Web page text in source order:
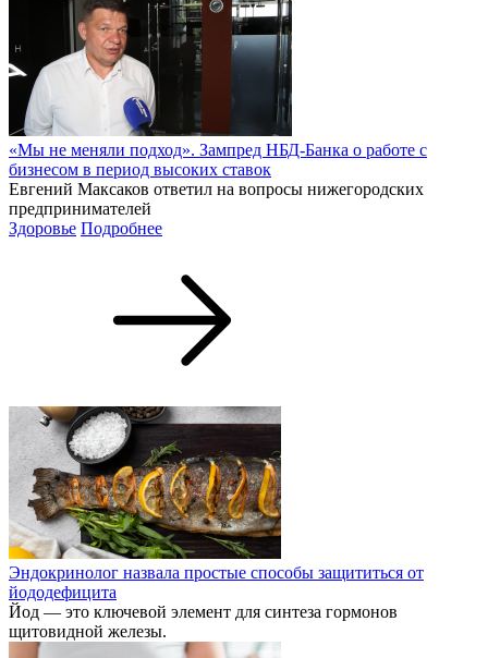
«Мы не меняли подход». Зампред НБД-Банка о работе с
бизнесом в период высоких ставок
Евгений Максаков ответил на вопросы нижегородских
предпринимателей
Здоровье Подробнее
Эндокринолог назвала простые способы защититься от
йододефицита
Йод — это ключевой элемент для синтеза гормонов
щитовидной железы.